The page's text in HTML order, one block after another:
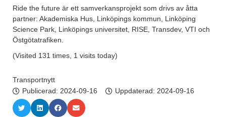
Ride the future är ett samverkansprojekt som drivs av åtta
partner: Akademiska Hus, Linköpings kommun, Linköping
Science Park, Linköpings universitet, RISE, Transdev, VTI och
Östgötatrafiken.
(Visited 131 times, 1 visits today)
Transportnytt
Publicerad: 2024-09-16 Uppdaterad: 2024-09-16